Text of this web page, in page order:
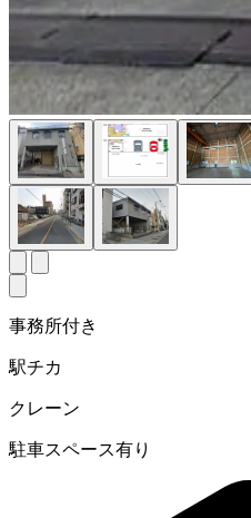
事務所付き
駅チカ
クレーン
駐車スペース有り